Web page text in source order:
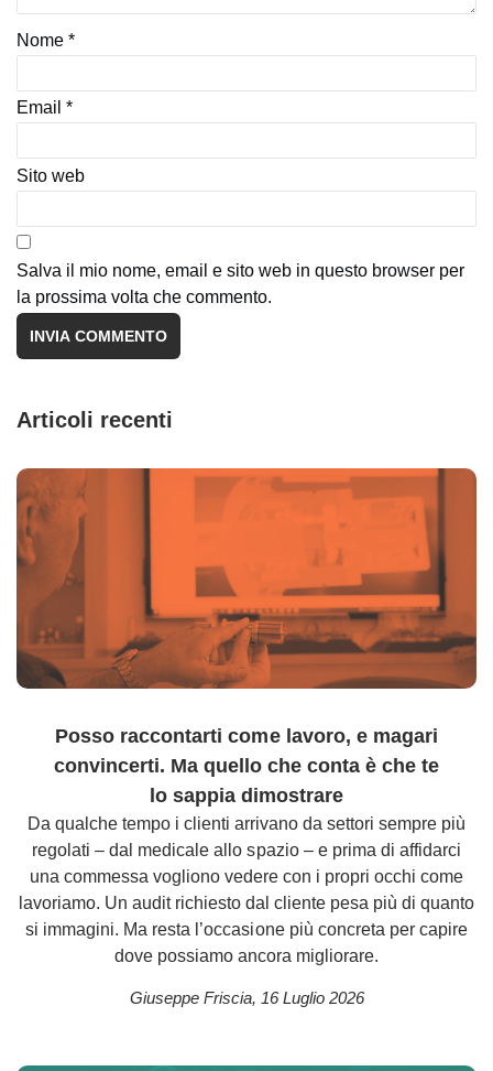
Nome *
Email *
Sito web
Salva il mio nome, email e sito web in questo browser per
la prossima volta che commento.
Articoli recenti
Posso raccontarti come lavoro, e magari
convincerti. Ma quello che conta è che te
lo sappia dimostrare
Da qualche tempo i clienti arrivano da settori sempre più
regolati – dal medicale allo spazio – e prima di affidarci
una commessa vogliono vedere con i propri occhi come
lavoriamo. Un audit richiesto dal cliente pesa più di quanto
si immagini. Ma resta l’occasione più concreta per capire
dove possiamo ancora migliorare.
Giuseppe Friscia, 16 Luglio 2026